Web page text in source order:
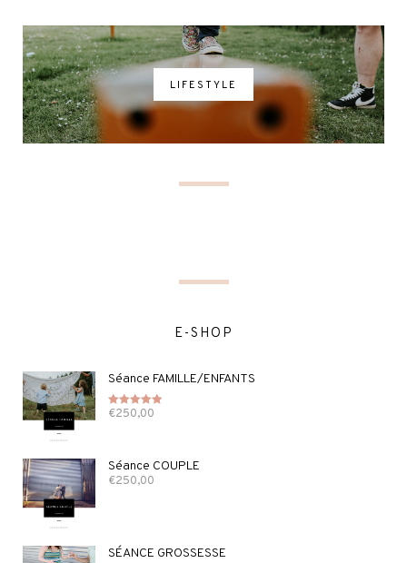
LIFESTYLE
E-SHOP
Séance FAMILLE/ENFANTS
Note5.00
€250,00
Séance COUPLE
€250,00
SÉANCE GROSSESSE